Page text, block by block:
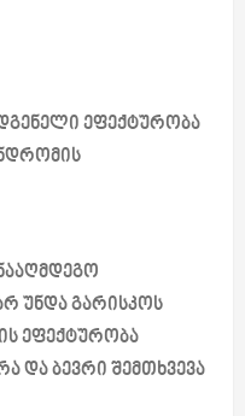
ეფექტურობა
უნდა გარისკოს
ეფექტურობა
და ბევრი შემთხვევა